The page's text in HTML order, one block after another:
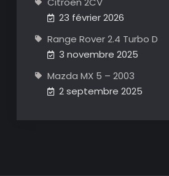
23 février 2026
Range Rover 2.4 Turbo D
3 novembre 2025
Mazda MX 5 – 2003
2 septembre 2025